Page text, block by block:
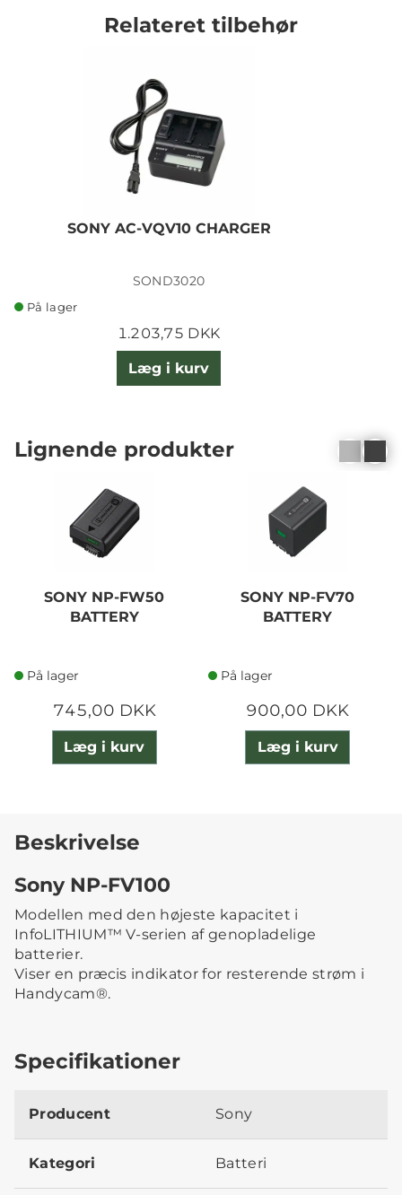
Relateret tilbehør
SONY AC-VQV10 CHARGER
SOND3020
På lager
1.203,75 DKK
Læg i kurv
Lignende produkter
SONY NP-FW50
BATTERY
På lager
745,00 DKK
Læg i kurv
SONY NP-FV70
BATTERY
På lager
900,00 DKK
Læg i kurv
Beskrivelse
Sony NP-FV100
Modellen med den højeste kapacitet i
InfoLITHIUM™ V-serien af genopladelige
batterier.
Viser en præcis indikator for resterende strøm i
Handycam®.
Specifikationer
Producent Sony
Kategori Batteri